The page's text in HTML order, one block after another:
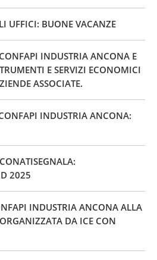
UFFICI: BUONE VACANZE
INDUSTRIA ANCONA E
E SERVIZI ECONOMICI
ASSOCIATE.
INDUSTRIA ANCONA:
2025
INDUSTRIA ANCONA ALLA
DA ICE CON